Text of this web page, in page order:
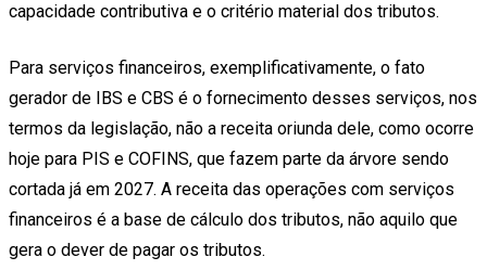
capacidade contributiva e o critério material dos tributos.
Para serviços financeiros, exemplificativamente, o fato
gerador de IBS e CBS é o fornecimento desses serviços, nos
termos da legislação, não a receita oriunda dele, como ocorre
hoje para PIS e COFINS, que fazem parte da árvore sendo
cortada já em 2027. A receita das operações com serviços
financeiros é a base de cálculo dos tributos, não aquilo que
gera o dever de pagar os tributos.